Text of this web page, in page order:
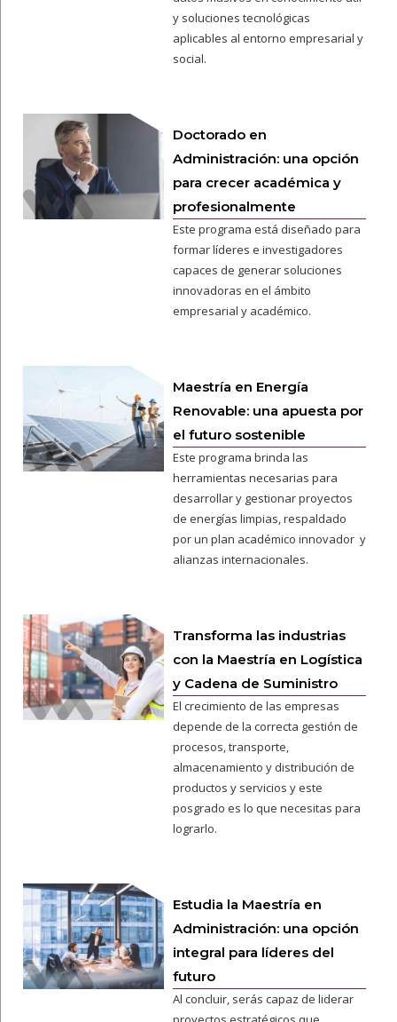
y soluciones tecnológicas
aplicables al entorno empresarial y
social.
Doctorado en
Administración: una opción
para crecer académica y
profesionalmente
Este programa está diseñado para
formar líderes e investigadores
capaces de generar soluciones
innovadoras en el ámbito
empresarial y académico.
Maestría en Energía
Renovable: una apuesta por
el futuro sostenible
Este programa brinda las
herramientas necesarias para
desarrollar y gestionar proyectos
de energías limpias, respaldado
por un plan académico innovador y
alianzas internacionales.
Transforma las industrias
con la Maestría en Logística
y Cadena de Suministro
El crecimiento de las empresas
depende de la correcta gestión de
procesos, transporte,
almacenamiento y distribución de
productos y servicios y este
posgrado es lo que necesitas para
lograrlo.
Estudia la Maestría en
Administración: una opción
integral para líderes del
futuro
Al concluir, serás capaz de liderar